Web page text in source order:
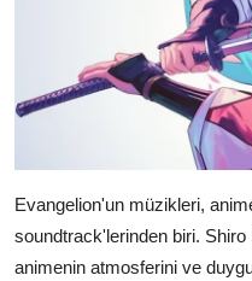
Evangelion'un müzikleri,
soundtrack'lerinden biri.
animenin atmosferini ve